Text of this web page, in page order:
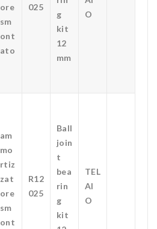
ore
sm
ont
ato
025
g
kit
12
mm
O
am
mo
rtiz
zat
ore
sm
ont
R12
025
Ball
join
t
bea
rin
g
kit
TEL
AI
O